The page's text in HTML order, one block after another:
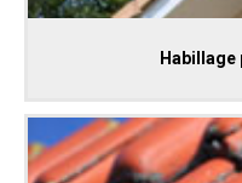
Habillage